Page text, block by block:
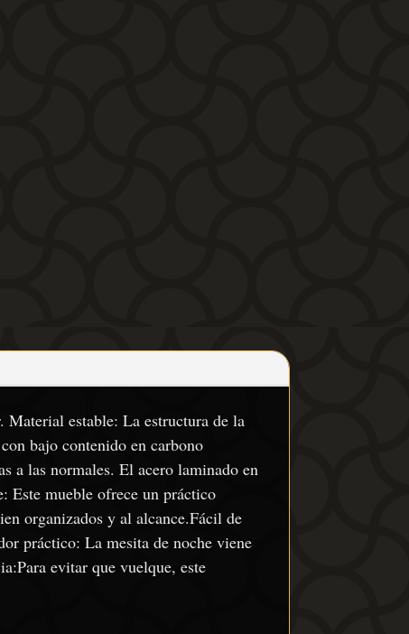
Material estable: La estructura de la
bajo contenido en carbono
a las normales. El acero laminado en
Este mueble ofrece un práctico
organizados y al alcance.Fácil de
práctico: La mesita de noche viene
evitar que vuelque, este